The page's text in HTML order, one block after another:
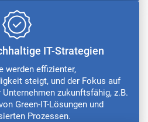
IT-Strategien
werden effizienter,
steigt, und der Fokus auf
zukunftsfähig, z.B.
Green-IT-Lösungen und
Prozessen.